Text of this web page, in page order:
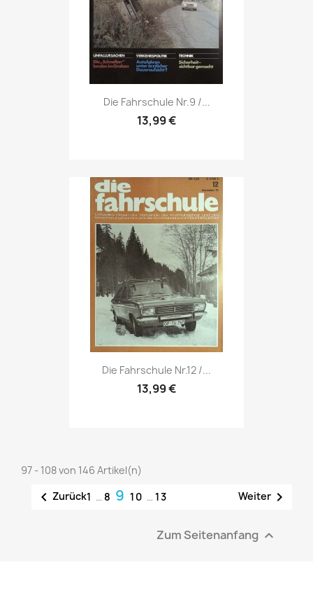
Vorschau
Die Fahrschule Nr.9 /...
13,99 €
Vorschau
Die Fahrschule Nr.12 /...
13,99 €
97 - 108 von 146 Artikel(n)
 Zurück1 … 8 9 10 … 13 Weiter 
Zum Seitenanfang 